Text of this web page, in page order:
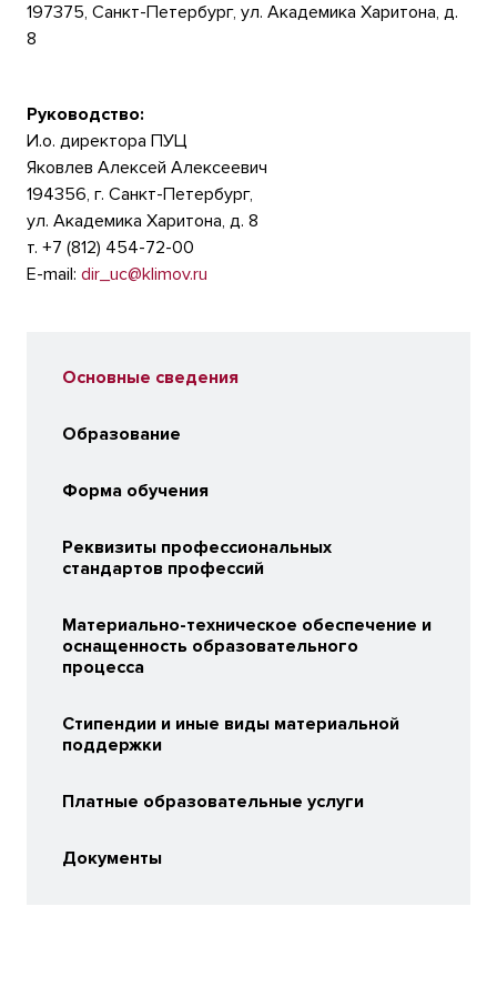
197375, Санкт-Петербург, ул. Академика Харитона, д.
8
Руководство:
И.о. директора ПУЦ
Яковлев Алексей Алексеевич
194356, г. Санкт-Петербург,
ул. Академика Харитона, д. 8
т. +7 (812) 454-72-00
E-mail: dir_uc@klimov.ru
Основные сведения
Образование
Форма обучения
Реквизиты профессиональных
стандартов профессий
Материально-техническое обеспечение и
оснащенность образовательного
процесса
Стипендии и иные виды материальной
поддержки
Платные образовательные услуги
Документы